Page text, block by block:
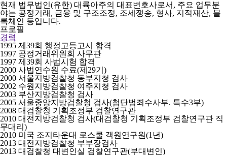
현재 법무법인(유한) 대륙아주의 대표변호사로서, 주요 업무분
야는 공정거래, 금융 및 구조조정, 조세쟁송, 형사, 지적재산, 블
록체인 등입니다.
프로필
경력
1995 제39회 행정고등고시 합격
1997 공정거래위원회 사무관
1997 제39회 사법시험 합격
2000 사법연수원 수료(제29기)
2000 서울지방검찰청 동부지청 검사
2002 수원지방검찰청 여주지청 검사
2003 부산지방검찰청 검사
2005 서울중앙지방검찰청 검사(첨단범죄수사부. 특수3부)
2008 대검찰청 기획조정부 검찰연구관
2010 대전지방검찰청 검사(대검찰청 기획조정부 검찰연구관 직
무대리)
2010 미국 조지타운대 로스쿨 객원연구원(1년)
2013 대전지방검찰청 부부장검사
2013 대검찰청 대변인실 검찰연구관(부대변인)